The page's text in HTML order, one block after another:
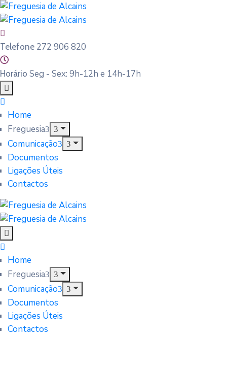
Telefone 272 906 820
Horário Seg - Sex: 9h-12h e 14h-17h
Home
Freguesia
Comunicação
Documentos
Ligações Úteis
Contactos
Home
Freguesia
Comunicação
Documentos
Ligações Úteis
Contactos